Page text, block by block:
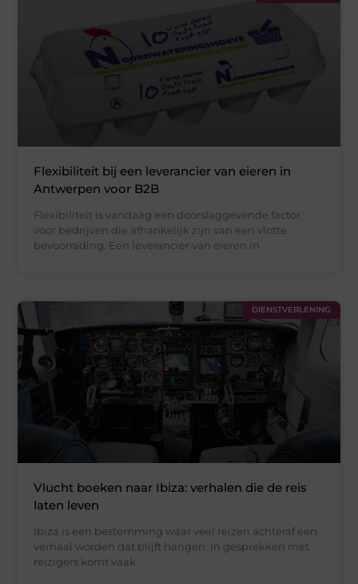
Flexibiliteit bij een leverancier van eieren in
Antwerpen voor B2B
Flexibiliteit is vandaag een doorslaggevende factor
voor bedrijven die afhankelijk zijn van een vlotte
bevoorrading. Een leverancier van eieren in
DIENSTVERLENING
Vlucht boeken naar Ibiza: verhalen die de reis
laten leven
Ibiza is een bestemming waar veel reizen achteraf een
verhaal worden dat blijft hangen. In gesprekken met
reizigers komt vaak